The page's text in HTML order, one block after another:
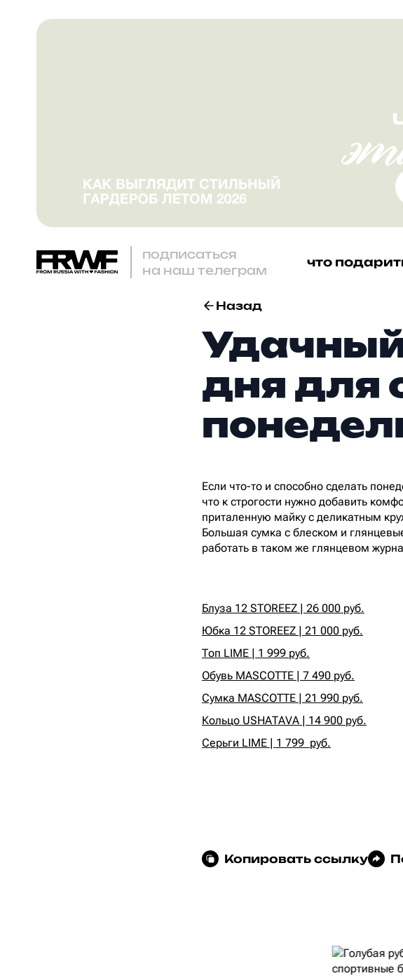
подписаться
на наш телеграм
что
Назад
дня для
Если что-то и способно сделать
что к строгости нужно добавить
приталенную майку с деликатным
Большая сумка с блеском и
работать в таком же глянцевом
Блуза 12 STOREEZ | 26 000 руб.
Юбка 12 STOREEZ | 21 000 руб.
Топ LIME | 1 999 руб.
Обувь MASCOTTE | 7 490 руб.
Сумка MASCOTTE | 21 990 руб.
Кольцо USHATAVA | 14 900 руб.
Серьги LIME | 1 799 руб.
Копировать ссылку